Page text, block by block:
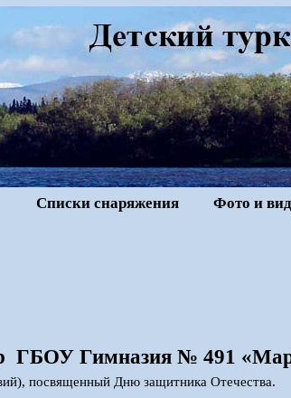
Списки снаряжения Фото и
ГБОУ Гимназия № 491
посвященный Дню защитника Отечества.